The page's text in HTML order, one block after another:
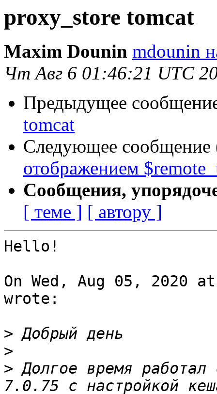
proxy_store tomcat
Maxim Dounin mdounin
Чт Авг 6 01:46:21 UTC
Предыдущее
tomcat
Следующее сообщение
отображением
Сообщения,
[ теме ] [ автору ]
Hello!
On Wed, Aug 05, 2020
wrote:
>
>
> Долгое время